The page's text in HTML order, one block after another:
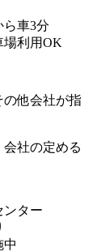
車3分
利用OK
の他会社が指
社の定める
ンター